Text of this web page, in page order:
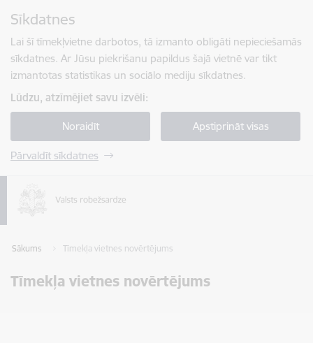
Sīkdatnes
Lai šī tīmekļvietne darbotos, tā izmanto obligāti nepieciešamās
sīkdatnes. Ar Jūsu piekrišanu papildus šajā vietnē var tikt
izmantotas statistikas un sociālo mediju sīkdatnes.
Lūdzu, atzīmējiet savu izvēli:
Noraidīt Apstiprināt visas
Pārvaldīt sīkdatnes
Sākums Tīmekļa vietnes novērtējums
Tīmekļa vietnes novērtējums